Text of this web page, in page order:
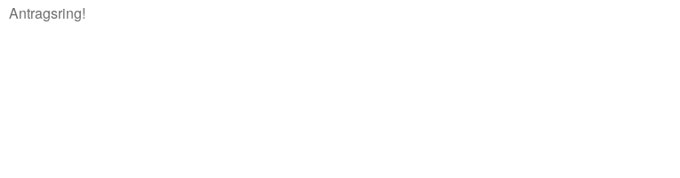
Antragsring!